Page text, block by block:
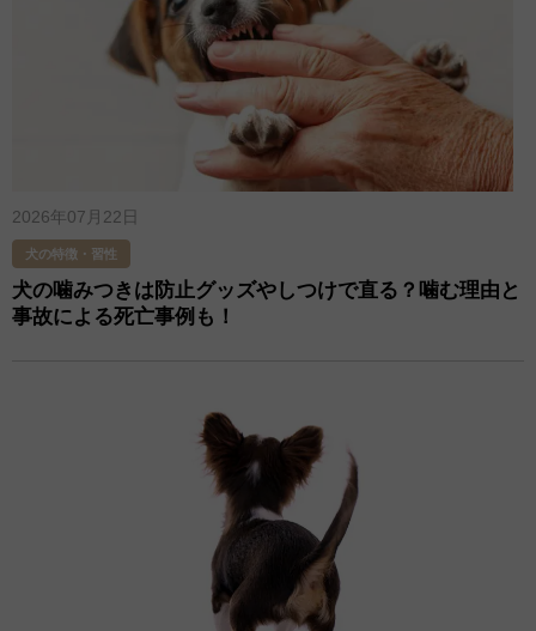
2026年07月22日
犬の特徴・習性
犬の噛みつきは防止グッズやしつけで直る？噛む理由と
事故による死亡事例も！